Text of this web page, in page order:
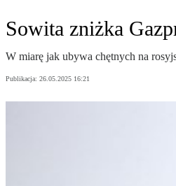
Sowita zniżka
W miarę jak ubywa chętnych na
Publikacja: 26.05.2025 16:21